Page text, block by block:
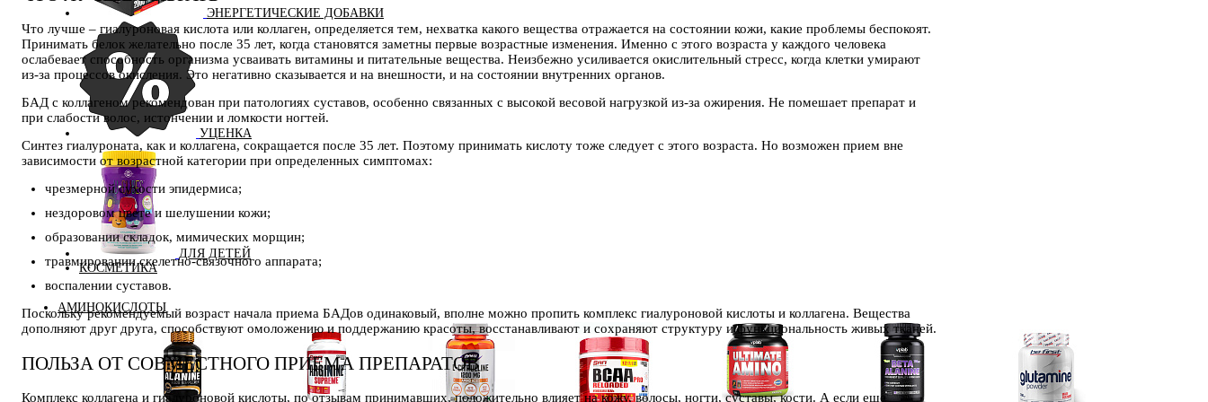
ЭНЕРГЕТИЧЕСКИЕ ДОБАВКИ
УЦЕНКА
ДЛЯ ДЕТЕЙ
КОСМЕТИКА
АМИНОКИСЛОТЫ
Что лучше – гиалуроновая кислота или коллаген, определяется тем, нехватка какого вещества отражается на состоянии кожи, какие проблемы беспокоят.
Принимать белок желательно после 35 лет, когда становятся заметны первые возрастные изменения. Именно с этого возраста у каждого человека
ослабевает способность организма усваивать витамины и питательные вещества. Неизбежно усиливается окислительный стресс, когда клетки умирают
из-за процессов окисления. Это негативно сказывается и на внешности, и на состоянии внутренних органов.
БАД с коллагеном рекомендован при патологиях суставов, особенно связанных с высокой весовой нагрузкой из-за ожирения. Не помешает препарат и
при слабости волос, истончении и ломкости ногтей.
Синтез гиалуроната, как и коллагена, сокращается после 35 лет. Поэтому принимать кислоту тоже следует с этого возраста. Но возможен прием вне
зависимости от возрастной категории при определенных симптомах:
чрезмерной сухости эпидермиса;
нездоровом цвете и шелушении кожи;
образовании складок, мимических морщин;
травмировании скелетно-связочного аппарата;
воспалении суставов.
Поскольку рекомендуемый возраст начала приема БАДов одинаковый, вполне можно пропить комплекс гиалуроновой кислоты и коллагена. Вещества
дополняют друг друга, способствуют омоложению и поддержанию красоты, восстанавливают и сохраняют структуру и функциональность живых тканей.
ПОЛЬЗА ОТ СОВМЕСТНОГО ПРИЕМА ПРЕПАРАТОВ
Комплекс коллагена и гиалуроновой кислоты, по отзывам принимавших, положительно влияет на кожу, волосы, ногти, суставы, кости. А если еще